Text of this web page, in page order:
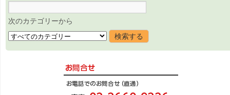
次のカテゴリーから